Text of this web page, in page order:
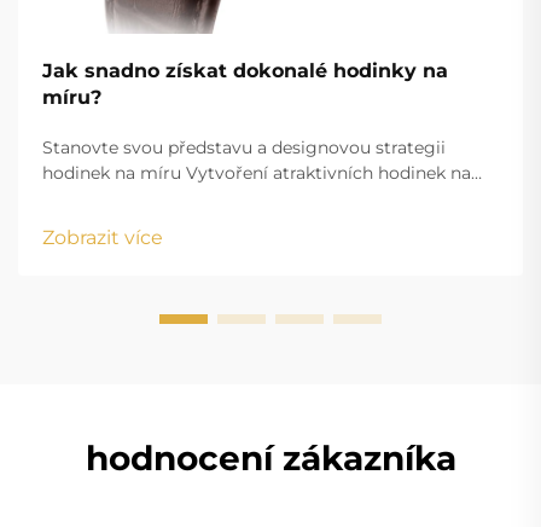
Jak snadno získat dokonalé hodinky na
míru?
Stanovte svou představu a designovou strategii
hodinek na míru Vytvoření atraktivních hodinek na
vytváříte firemní dárkové předměty nebo osobně
Zobrazit více
hodnocení zákazníka